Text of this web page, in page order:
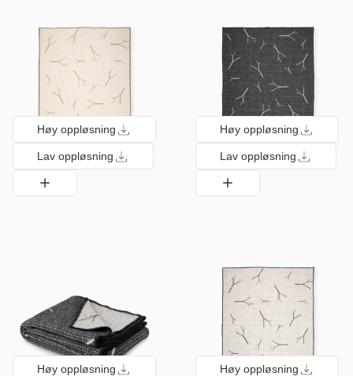
Høy oppløsning
Lav oppløsning
Høy oppløsning
Lav oppløsning
Høy oppløsning Høy oppløsning